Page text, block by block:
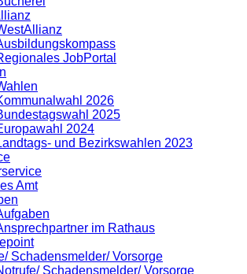
JobPortal
2026
2025
2024
und Bezirkswahlen 2023
Amt
im Rathaus
Schadensmelder/ Vorsorge
Schadensmelder/ Vorsorge